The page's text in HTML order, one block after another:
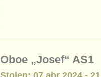
Oboe „Josef“ AS1
Stolen: 07 abr 2024 -